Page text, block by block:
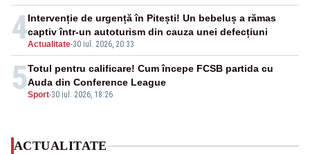
4Actualitate-30 iul. 2026, 20:33
Intervenție de urgență în Pitești! Un bebeluș a rămas
captiv într-un autoturism din cauza unei defecțiuni
5Sport-30 iul. 2026, 18:26
Totul pentru calificare! Cum începe FCSB partida cu
Auda din Conference League
ACTUALITATE